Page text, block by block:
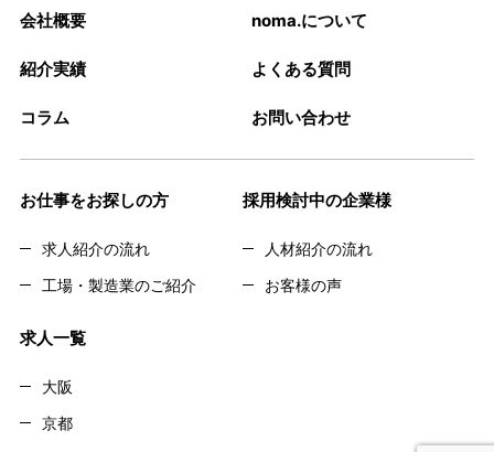
会社概要 noma.について
紹介実績 よくある質問
コラム お問い合わせ
お仕事をお探しの方
求人紹介の流れ
工場・製造業のご紹介
採用検討中の企業様
人材紹介の流れ
お客様の声
求人一覧
大阪
京都